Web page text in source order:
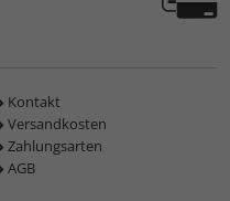
Kontakt
Versandkosten
Zahlungsarten
AGB